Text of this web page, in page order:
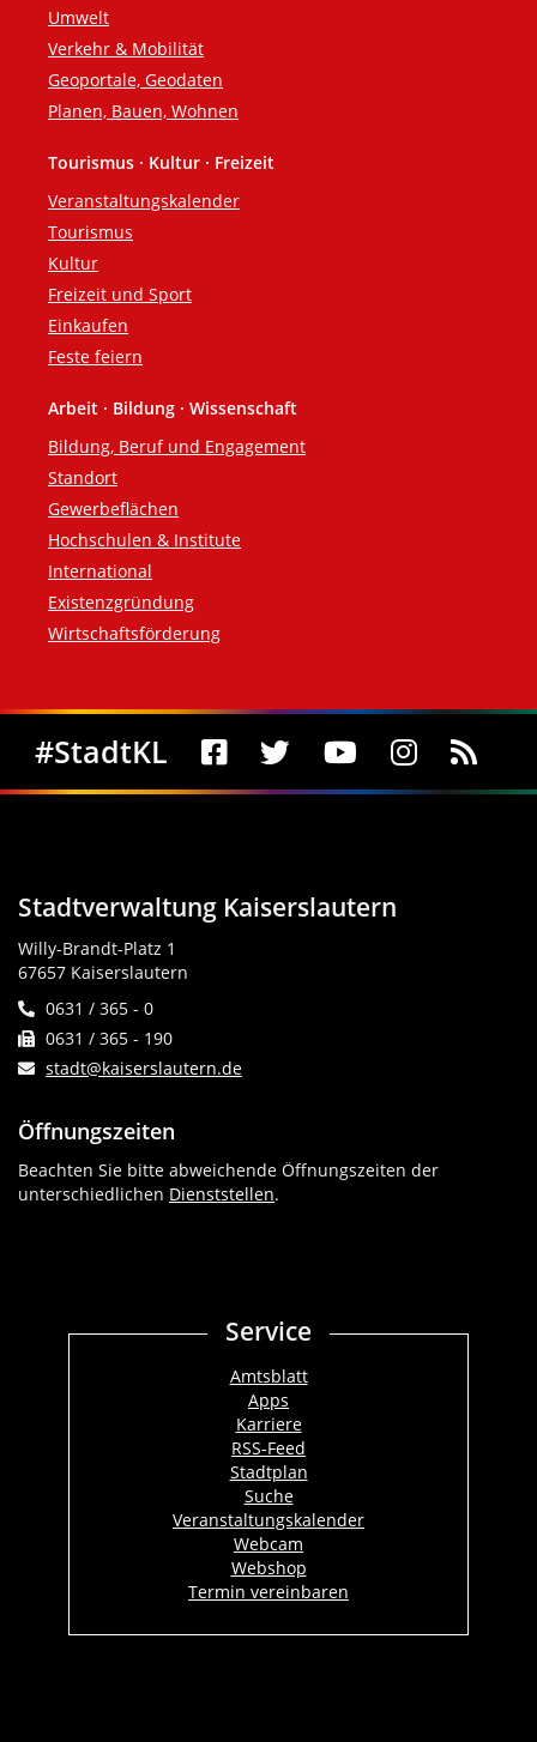
Umwelt
Verkehr & Mobilität
Geoportale, Geodaten
Planen, Bauen, Wohnen
Tourismus · Kultur · Freizeit
Veranstaltungskalender
Tourismus
Kultur
Freizeit und Sport
Einkaufen
Feste feiern
Arbeit · Bildung · Wissenschaft
Bildung, Beruf und Engagement
Standort
Gewerbeflächen
Hochschulen & Institute
International
Existenzgründung
Wirtschaftsförderung
Social Media
#StadtKL
Stadtverwaltung Kaiserslautern
Willy-Brandt-Platz 1
67657 Kaiserslautern
0631 / 365 - 0
0631 / 365 - 190
stadt@kaiserslautern.de
Öffnungszeiten
Beachten Sie bitte abweichende Öffnungszeiten der
unterschiedlichen Dienststellen.
Service
Amtsblatt
Apps
Karriere
RSS-Feed
Stadtplan
Suche
Veranstaltungskalender
Webcam
Webshop
Termin vereinbaren